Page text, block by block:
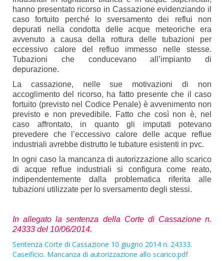
hanno presentato ricorso in Cassazione evidenziando il
caso fortuito perché lo sversamento dei reflui non
depurati nella condotta delle acque meteoriche era
avvenuto a causa della rottura delle tubazioni per
eccessivo calore del refluo immesso nelle stesse.
Tubazioni che conducevano all’impianto di
depurazione.
La cassazione, nelle sue motivazioni di non
accoglimento del ricorso, ha fatto presente che il caso
fortuito (previsto nel Codice Penale) è avvenimento non
previsto e non prevedibile. Fatto che così non è, nel
caso affrontato, in quanto gli imputati potevano
prevedere che l’eccessivo calore delle acque reflue
industriali avrebbe distrutto le tubature esistenti in pvc.
In ogni caso la mancanza di autorizzazione allo scarico
di acque reflue industriali si configura come reato,
indipendentemente dalla problematica riferita alle
tubazioni utilizzate per lo sversamento degli stessi.
In allegato la sentenza della Corte di Cassazione n.
24333 del 10/06/2014.
Sentenza Corte di Cassazione 10 giugno 2014 n. 24333.
Caseificio. Mancanza di autorizzazione allo scarico.pdf